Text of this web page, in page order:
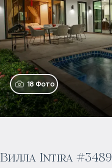
18 Фото
Вилла Intira #3489